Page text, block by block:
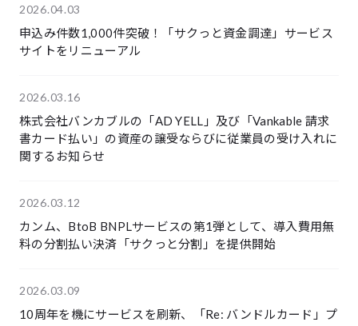
2026.04.03
申込み件数1,000件突破！「サクっと資金調達」サービス
サイトをリニューアル
2026.03.16
株式会社バンカブルの「AD YELL」及び「Vankable 請求
書カード払い」の資産の譲受ならびに従業員の受け入れに
関するお知らせ
2026.03.12
カンム、BtoB BNPLサービスの第1弾として、導入費用無
料の分割払い決済「サクっと分割」を提供開始
2026.03.09
10周年を機にサービスを刷新、「Re: バンドルカード」プ